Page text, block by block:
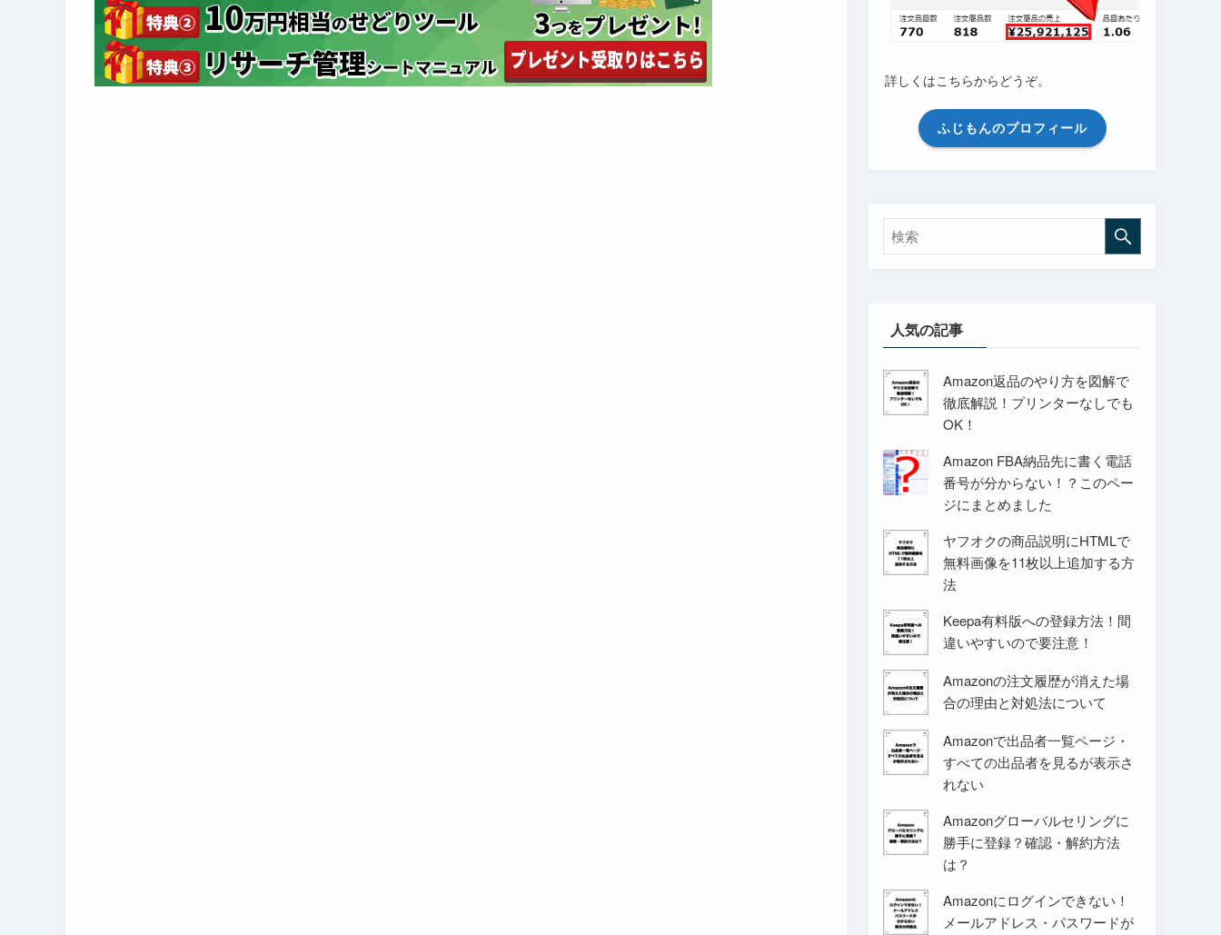
詳しくはこちらからどうぞ。
ふじもんのプロフィール
人気の記事
Amazon返品のやり方を図解で
徹底解説！プリンターなしでも
OK！
Amazon FBA納品先に書く電話
番号が分からない！？このペー
ジにまとめました
ヤフオクの商品説明にHTMLで
無料画像を11枚以上追加する方
法
Keepa有料版への登録方法！間
違いやすいので要注意！
Amazonの注文履歴が消えた場
合の理由と対処法について
Amazonで出品者一覧ページ・
すべての出品者を見るが表示さ
れない
Amazonグローバルセリングに
勝手に登録？確認・解約方法
は？
Amazonにログインできない！
メールアドレス・パスワードが